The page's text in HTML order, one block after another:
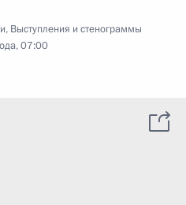
, Выступления и стенограммы
07:00